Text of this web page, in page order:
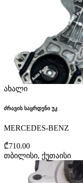
ახალი
ძრავის საყრდენი უკ
MERCEDES-BENZ
₾710.00
თბილისი, ქუთაისი